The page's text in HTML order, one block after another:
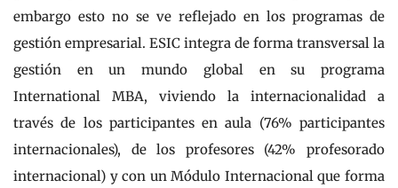
embargo esto no se ve reflejado en los programas de
gestión empresarial. ESIC integra de forma transversal la
gestión en un mundo global en su programa
International MBA, viviendo la internacionalidad a
través de los participantes en aula (76% participantes
internacionales), de los profesores (42% profesorado
internacional) y con un Módulo Internacional que forma